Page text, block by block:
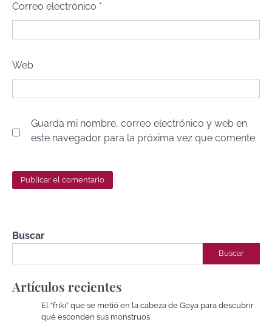
Correo electrónico *
Web
Guarda mi nombre, correo electrónico y web en
este navegador para la próxima vez que comente.
Buscar
Buscar
Artículos recientes
El “friki” que se metió en la cabeza de Goya para descubrir
qué esconden sus monstruos